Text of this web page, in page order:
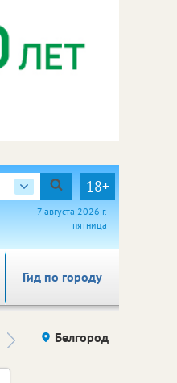
18+
7 августа 2026 г.
пятница
Гид по городу
Здоровье компаний (на
правах
Белгород